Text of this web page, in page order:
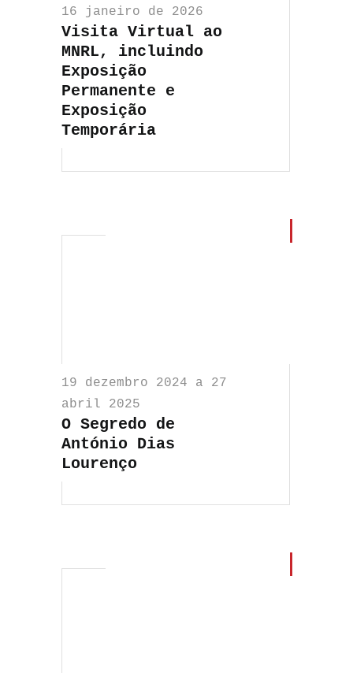
16 janeiro de 2026
Visita Virtual ao
MNRL, incluindo
Exposição
Permanente e
Exposição
Temporária
19 dezembro 2024 a 27
abril 2025
O Segredo de
António Dias
Lourenço